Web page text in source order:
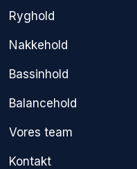
Ryghold
Nakkehold
Bassinhold
Balancehold
Vores team
Kontakt